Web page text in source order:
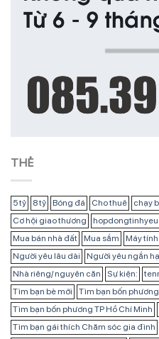
THẺ
5 tỷ 8 tỷ Bóng đá Cho thuê chạy
Cơ hội giao thương
hopdongtinhyeu
Mua bán nhà đất
Mua sắm Máy
Người yêu lâu dài
Người yêu ngắn
Nhà riêng/ nguyên căn
Sự kiện:
Tìm bạn bè mới
Tìm bạn bốn
Tìm bạn bốn phương TP Hồ Chí Minh
Tìm bạn gái thích Chăm sóc gia đình